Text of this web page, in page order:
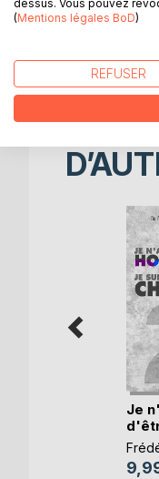
Après
dans la
décrivit
Je
dessus. Vous pouvez
(Mentions légales BoD)
REFUSER